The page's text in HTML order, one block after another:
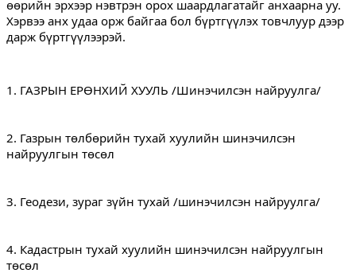
өөрийн эрхээр нэвтрэн орох шаардлагатайг анхаарна уу.
Хэрвээ анх удаа орж байгаа бол бүртгүүлэх товчлуур дээр
дарж бүртгүүлээрэй.
1. ГАЗРЫН ЕРӨНХИЙ ХУУЛЬ /Шинэчилсэн найруулга/
2. Газрын төлбөрийн тухай хуулийн шинэчилсэн
найруулгын төсөл
3. Геодези, зураг зүйн тухай /шинэчилсэн найруулга/
4. Кадастрын тухай хуулийн шинэчилсэн найруулгын
төсөл